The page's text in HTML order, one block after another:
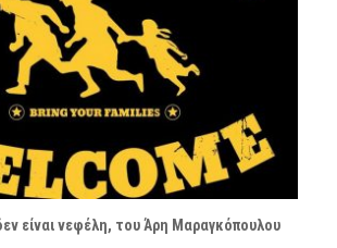
είναι νεφέλη, του Άρη Μαραγκόπουλου